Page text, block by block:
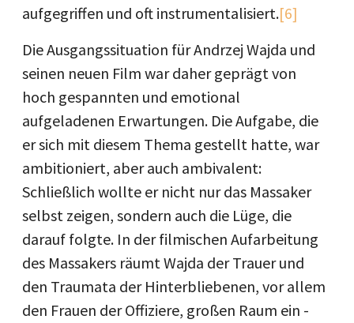
aufgegriffen und oft instrumentalisiert.[6]
Die Ausgangssituation für Andrzej Wajda und
seinen neuen Film war daher geprägt von
hoch gespannten und emotional
aufgeladenen Erwartungen. Die Aufgabe, die
er sich mit diesem Thema gestellt hatte, war
ambitioniert, aber auch ambivalent:
Schließlich wollte er nicht nur das Massaker
selbst zeigen, sondern auch die Lüge, die
darauf folgte. In der filmischen Aufarbeitung
des Massakers räumt Wajda der Trauer und
den Traumata der Hinterbliebenen, vor allem
den Frauen der Offiziere, großen Raum ein -